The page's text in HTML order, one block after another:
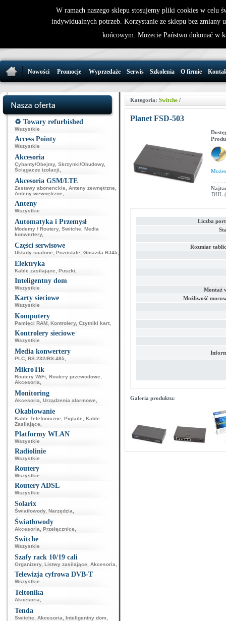
32 721 86
Nowości Promocje Wyprzedaże Serwis Szkolenia O firmie
♻️ Towary refurbished
Wszystkie
Access Pointy
Wszystkie
Akcesoria
Cybanty/Obejmy, Skrzynki/Obudowy,
Ściągacze izolacji
Akcesoria GSM/LTE
Zestawy abonenckie Anteny zewnętrzne
Anteny wewnętrzne
Anteny
Wszystkie
Automatyka i Przemysł
Modemy / Routery, Switche
Media
konwertery,
Części serwisowe
Układy scalone Pozostałe Gniazda RJ45
Elektryka
Kable zasilające Puszki
Inteligentny dom
Wszystkie
Karty sieciowe
Wszystkie
Komputery
Pamięci RAM Kontrolery, Czytniki kart
Kontrolery sieciowe
Wszystkie
Media konwertery
PLC RS-232/RS-485
MikroTik
Routery WiFi Routery przewodowe
Akcesoria
Monitoring
Akcesoria Urządzenia alarmowe
Okablowanie
Kable Telefoniczne Pigtaile
Kable
Zasilające
Platformy WLAN
Wszystkie
Radiolinie
Wszystkie
Routery
Wszystkie
Routery ADSL
Wszystkie
Solarix
Światłowody, Narzędzia
Światłowody
Akcesoria Przełącznice
Switche
Wszystkie
Szafy rack 10/19 cali
Organizery, Listwy zasilające Akcesoria
Telewizja cyfrowa DVB-T
Wszystkie
Teltonika
Akcesoria
Tenda
Switche Akcesoria Inteligentny dom
Kategoria: Switche/
Planet FSD-503
DHL
Liczba
Rozmiar
Montaż
Możliwość
Galeria produktu:
W ramach naszego sklepu stosujemy pliki cookies w celu
indywidualnych potrzeb. Korzystanie ze sklepu bez zmiany
końcowym. Możecie Państwo dokonać w